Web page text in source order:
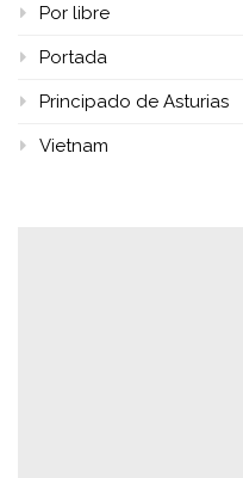
Por libre
Portada
Principado de Asturias
Vietnam